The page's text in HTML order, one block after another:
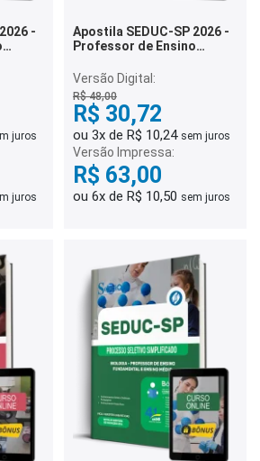
-
juros
juros
Apostila SEDUC-SP 2026 -
Professor de Ensino
Médio - Matemática
Versão Digital:
R$ 48,00
R$ 30,72
ou 3x de R$ 10,24 sem juros
Versão Impressa:
R$ 63,00
ou 6x de R$ 10,50 sem juros